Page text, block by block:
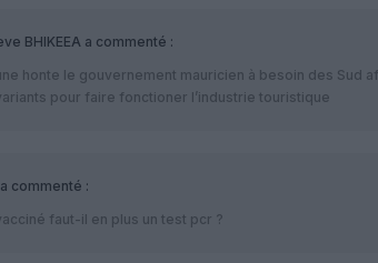
BHIKEEA a commenté :
honte le gouvernement mauricien à besoin des Sud
pour faire fonctioner l’industrie touristique
a commenté :
faut-il en plus un test pcr ?